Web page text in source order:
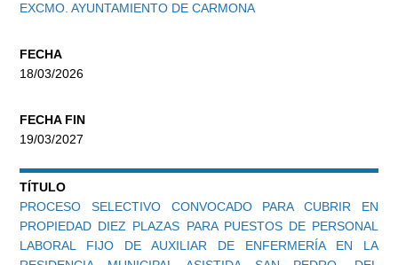
EXCMO. AYUNTAMIENTO DE CARMONA
FECHA
18/03/2026
FECHA FIN
19/03/2027
TÍTULO
PROCESO SELECTIVO CONVOCADO PARA CUBRIR EN
PROPIEDAD DIEZ PLAZAS PARA PUESTOS DE PERSONAL
LABORAL FIJO DE AUXILIAR DE ENFERMERÍA EN LA